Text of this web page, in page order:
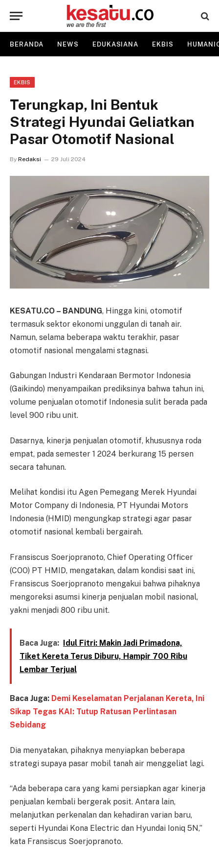
BERANDA NEWS EDUKASIANA EKBIS
EKBIS
Terungkap, Ini Bentuk
Strategi Hyundai Geliatkan
Pasar Otomotif Nasional
By Redaksi 29 Juli 2024
KESATU.CO – BANDUNG, Hingga kini, otomotif
termasuk sektor ekonomi unggulan di tanah air.
Namun, selama beberapa waktu terakhir, pasar
otomotif nasional mengalami stagnasi.
Gabungan Industri Kendaraan Bermotor Indonesia
(Gaikindo) menyampaikan prediksinya bahwa tahun ini,
volume penjualan otomotif Indonesia sulit berada pada
level 900 ribu unit.
Dasarnya, kinerja penjualan otomotif, khususnya roda
empat, pada semester 1 2024 berkurang 15 persen
secara tahunan.
Melihat kondisi itu Agen Pemegang Merek Hyundai
Motor Company di Indonesia, PT Hyundai Motors
Indonesia (HMID) mengungkap strategi agar pasar
otomotif nasional kembali bergairah.
Fransiscus Soerjopranoto, Chief Operating Officer
(COO) PT HMID, mengatakan, dalam kondisi saat ini,
Fransiscus Soerjopranoto mengakui bahwa pihaknya
mengoreksi asumsi kinerja penjualan mobil nasional,
yakni menjadi 800 ribu unit.
Baca Juga:
Idul Fitri: Makin Jadi Primadona,
Tiket Kereta Terus Diburu, Hampir 700 Ribu
Lembar Terjual
Baca Juga: Demi Keselamatan Perjalanan Kereta, Ini
Sikap Tegas KAI: Tutup Ratusan Perlintasan
Sebidang
Dia menyatakan, pihaknya menyiapkan beberapa
strategi supaya pasar mobil tanah air menggeliat lagi.
“Ada beberapa cara yang kami persiapkan agar kinerja
penjualan kembali bergerak posit. Antara lain,
melanjutkan perkenalan dan kehadiran varian baru,
seperti Hyundai Kona Electric dan Hyundai Ioniq 5N,”
kata Fransiscus Soerjopranoto.